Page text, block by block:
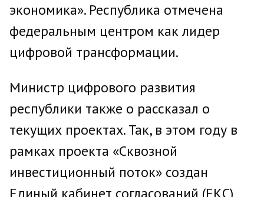
экономика». Республика отмечена
федеральным центром как лидер
цифровой трансформации.
Министр цифрового развития
республики также о рассказал о
текущих проектах. Так, в этом году в
рамках проекта «Сквозной
инвестиционный поток» создан
Единый кабинет согласований (ЕКС)